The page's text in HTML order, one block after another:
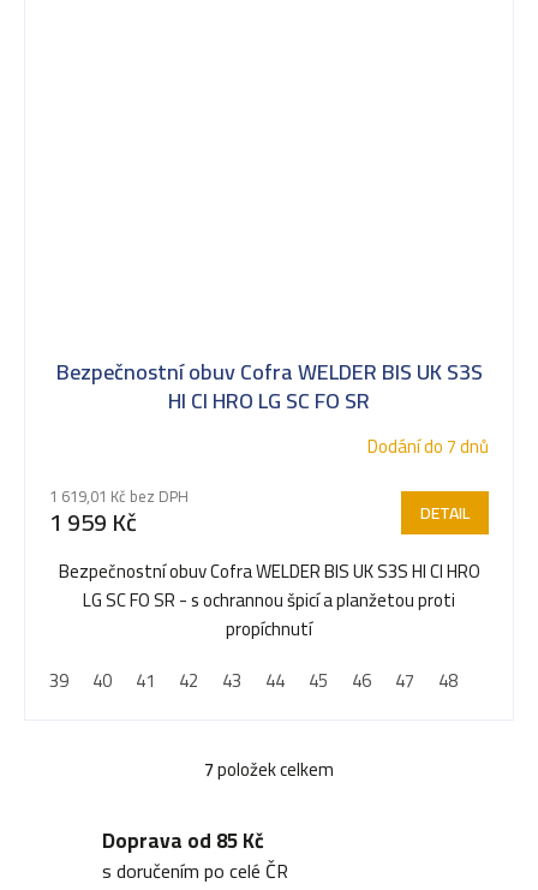
Bezpečnostní obuv Cofra WELDER BIS UK S3S
HI CI HRO LG SC FO SR
Dodání do 7 dnů
1 619,01 Kč bez DPH
1 959 Kč DETAIL
Bezpečnostní obuv Cofra WELDER BIS UK S3S HI CI HRO
LG SC FO SR - s ochrannou špicí a planžetou proti
propíchnutí
39
40 41 42 43 44 45 46 47 48
O
l
7položek celkem
Doprava od 85 Kč
s doručením po celé ČR